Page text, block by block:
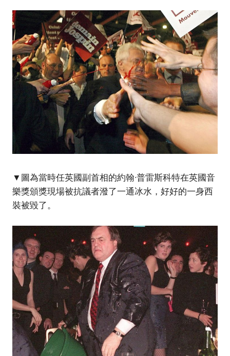
▼圖為當時任英國副首相的約翰·普雷斯科特在英國音
樂獎頒獎現場被抗議者潑了一通冰水，好好的一身西
裝被毀了。